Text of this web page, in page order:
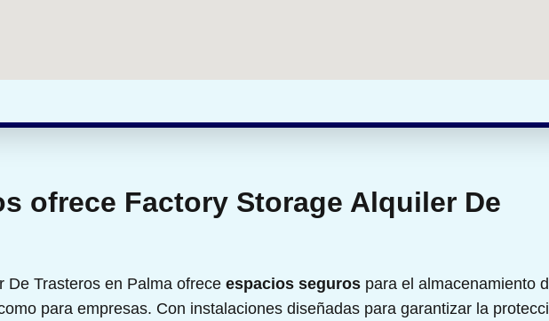
ofrece Factory Storage Alquiler De
De Trasteros en Palma ofrece espacios seguros para el almacenamiento
para empresas. Con instalaciones diseñadas para garantizar la